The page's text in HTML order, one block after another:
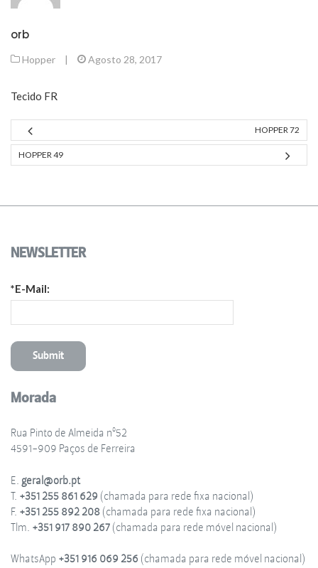
orb
Hopper | Agosto 28, 2017
Tecido FR
HOPPER 72
HOPPER 49
NEWSLETTER
*E-Mail:
Morada
Rua Pinto de Almeida nº52
4591-909 Paços de Ferreira
E. geral@orb.pt
T. +351 255 861 629 (chamada para rede fixa nacional)
F. +351 255 892 208(chamada para rede fixa nacional)
Tlm. +351 917 890 267(chamada para rede móvel nacional)
WhatsApp +351 916 069 256 (chamada para rede móvel nacional)